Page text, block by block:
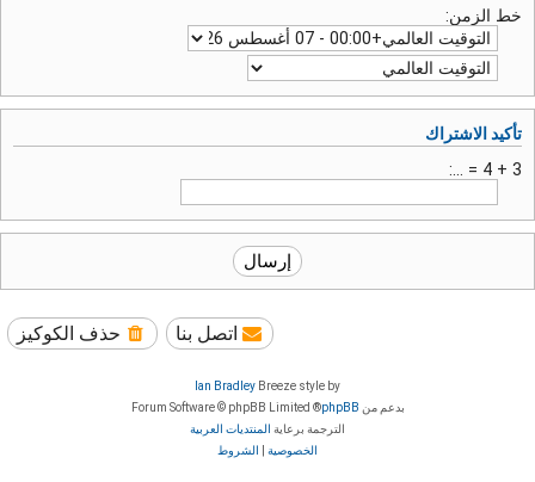
خط الزمن:
تأكيد الاشتراك
3 + 4 = ...:
حذف الكوكيز اتصل بنا
Breeze style by
Ian Bradley
بدعم من phpBB
® Forum Software © phpBB Limited
الترجمة برعاية المنتديات العربية
الخصوصية
الشروط